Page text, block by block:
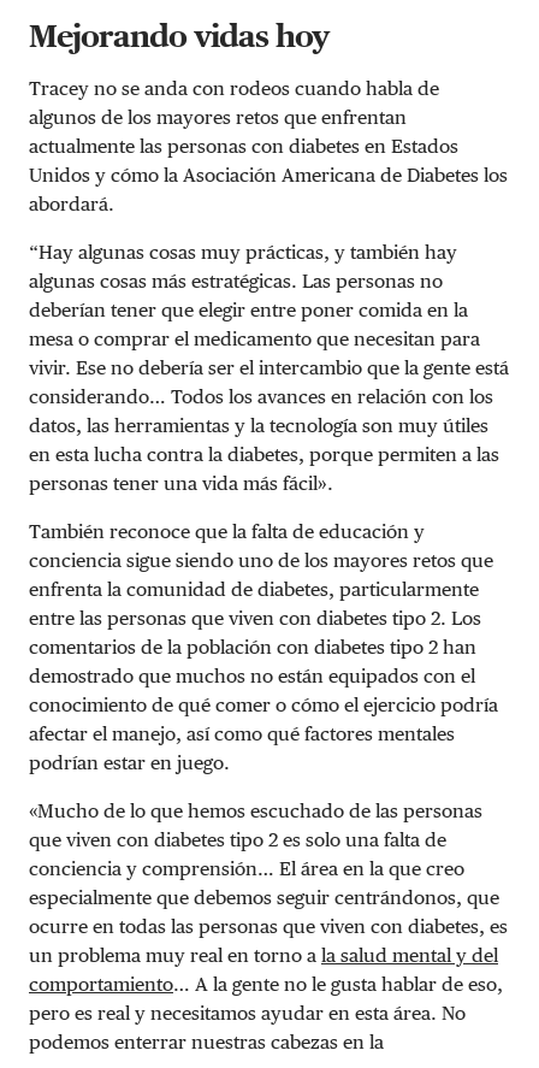
Mejorando vidas hoy
Tracey no se anda con rodeos cuando habla de
algunos de los mayores retos que enfrentan
actualmente las personas con diabetes en Estados
Unidos y cómo la Asociación Americana de Diabetes los
abordará.
“Hay algunas cosas muy prácticas, y también hay
algunas cosas más estratégicas. Las personas no
deberían tener que elegir entre poner comida en la
mesa o comprar el medicamento que necesitan para
vivir. Ese no debería ser el intercambio que la gente está
considerando… Todos los avances en relación con los
datos, las herramientas y la tecnología son muy útiles
en esta lucha contra la diabetes, porque permiten a las
personas tener una vida más fácil».
También reconoce que la falta de educación y
conciencia sigue siendo uno de los mayores retos que
enfrenta la comunidad de diabetes, particularmente
entre las personas que viven con diabetes tipo 2. Los
comentarios de la población con diabetes tipo 2 han
demostrado que muchos no están equipados con el
conocimiento de qué comer o cómo el ejercicio podría
afectar el manejo, así como qué factores mentales
podrían estar en juego.
«Mucho de lo que hemos escuchado de las personas
que viven con diabetes tipo 2 es solo una falta de
conciencia y comprensión… El área en la que creo
especialmente que debemos seguir centrándonos, que
ocurre en todas las personas que viven con diabetes, es
un problema muy real en torno a la salud mental y del
comportamiento… A la gente no le gusta hablar de eso,
pero es real y necesitamos ayudar en esta área. No
podemos enterrar nuestras cabezas en la